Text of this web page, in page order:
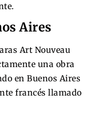
Aires
Art Nouveau
una obra
en Buenos Aires
francés llamado